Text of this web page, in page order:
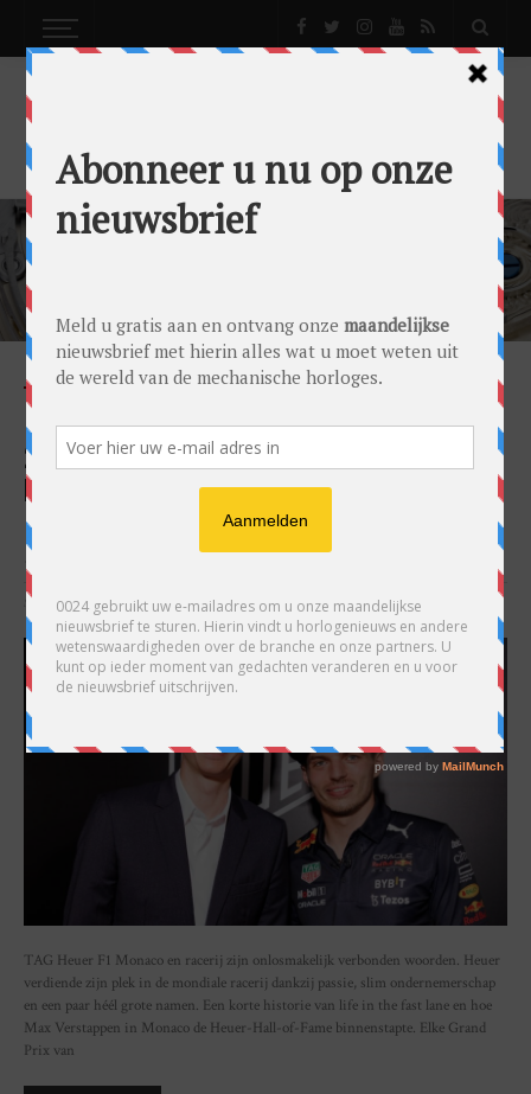
BACKGROUND NEWS NIEUWS STORIES
MAX VERSTAPPEN WERELDKAMPIOEN
2022: OVER DE BAND TUSSEN TAG HEUER,
FORMULE 1 EN DE WERELDKAMPIOEN
(REVISITED)
SHARE
TAG Heuer F1 Monaco en racerij zijn onlosmakelijk verbonden woorden. Heuer
verdiende zijn plek in de mondiale racerij dankzij passie, slim ondernemerschap
en een paar héél grote namen. Een korte historie van life in the fast lane en hoe
Max Verstappen in Monaco de Heuer-Hall-of-Fame binnenstapte. Elke Grand
Prix van